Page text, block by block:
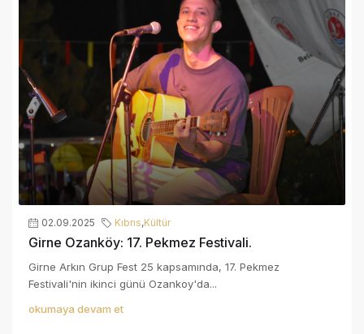
02.09.2025 Kıbrıs,Kültür
Girne Ozanköy: 17. Pekmez Festivali.
Girne Arkın Grup Fest 25 kapsamında, 17. Pekmez
Festivali'nin ikinci günü Ozankoy'da...
okumaya devam et